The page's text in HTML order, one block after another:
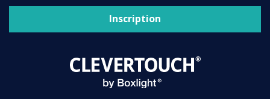
Inscription